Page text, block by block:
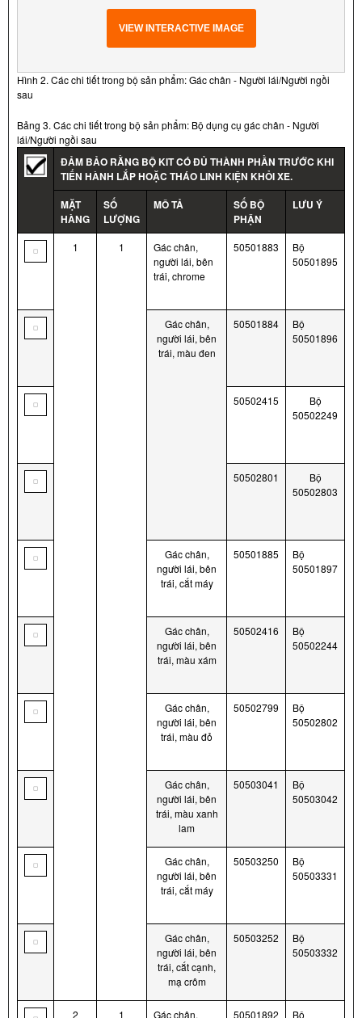
VIEW INTERACTIVE IMAGE
Hình 2. Các chi tiết trong bộ sản phẩm: Gác chân - Người lái/Người ngồi
sau
Bảng 3. Các chi tiết trong bộ sản phẩm: Bộ dụng cụ gác chân - Người
lái/Người ngồi sau
ĐẢM BẢO RẰNG BỘ KIT CÓ ĐỦ THÀNH PHẦN TRƯỚC KHI
TIẾN HÀNH LẮP HOẶC THÁO LINH KIỆN KHỎI XE.
MẶT
HÀNG
SỐ
LƯỢNG
MÔ TẢ
SỐ BỘ
PHẬN
LƯU Ý
1 1
Gác chân,
người lái, bên
trái, chrome
50501883
Bộ
50501895
Gác chân,
người lái, bên
trái, màu đen
50501884
Bộ
50501896
50502415
Bộ
50502249
50502801
Bộ
50502803
Gác chân,
người lái, bên
trái, cắt máy
50501885
Bộ
50501897
Gác chân,
người lái, bên
trái, màu xám
50502416
Bộ
50502244
Gác chân,
người lái, bên
trái, màu đỏ
50502799
Bộ
50502802
Gác chân,
người lái, bên
trái, màu xanh
lam
50503041
Bộ
50503042
Gác chân,
người lái, bên
trái, cắt máy
50503250
Bộ
50503331
Gác chân,
người lái, bên
trái, cắt cạnh,
mạ crôm
50503252
Bộ
50503332
2 1 Gác chân, 50501892 Bộ